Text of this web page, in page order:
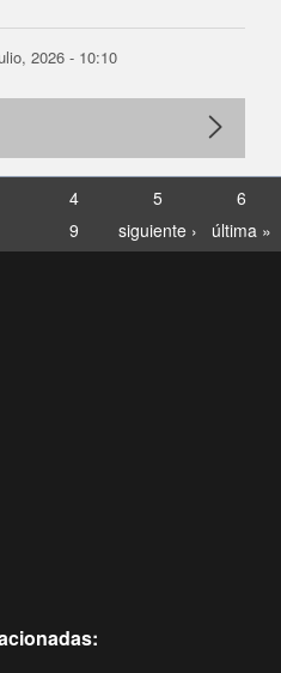
2026 - 10:10
4 5
6
9 siguiente › última »